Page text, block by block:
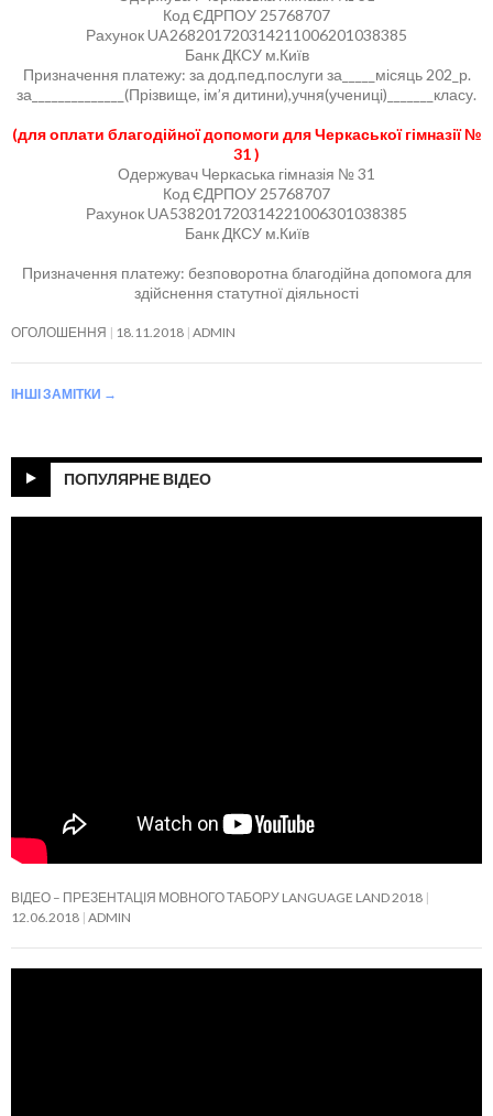
Код ЄДРПОУ 25768707
Рахунок UA268201720314211006201038385
Банк ДКСУ м.Київ
Призначення платежу: за дод.пед.послуги за_____місяць 202_р.
за______________(Прізвище, ім’я дитини),учня(учениці)_______класу.
(для оплати благодійної допомоги для Черкаської гімназії №
31 )
Одержувач Черкаська гімназія № 31
Код ЄДРПОУ 25768707
Рахунок UA538201720314221006301038385
Банк ДКСУ м.Київ
Призначення платежу: безповоротна благодійна допомога для
здійснення статутної діяльності
ОГОЛОШЕННЯ 18.11.2018 ADMIN
ІНШІ ЗАМІТКИ →
ПОПУЛЯРНЕ ВІДЕО
ВІДЕО – ПРЕЗЕНТАЦІЯ МОВНОГО ТАБОРУ LANGUAGE LAND 2018
12.06.2018 ADMIN